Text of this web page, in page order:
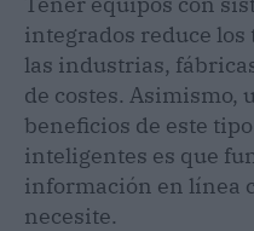
integrados reduce
las industrias,
de costes. Asimismo,
beneficios de este
inteligentes es que
información en línea
necesite.